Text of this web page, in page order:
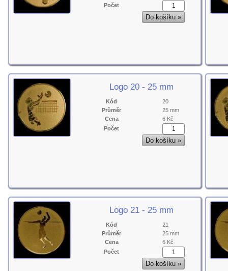
Počet
Logo 20 - 25 mm
Kód
20
Průměr
25 mm
Cena
6 Kč
Počet
Logo 21 - 25 mm
Kód
21
Průměr
25 mm
Cena
6 Kč
Počet